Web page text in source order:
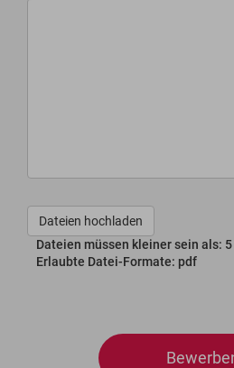
Dateien hochladen
Dateien müssen kleiner sein als:
Erlaubte Datei-Formate: pdf